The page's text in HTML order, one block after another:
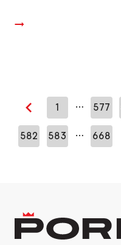
Edellinen sivu
1 … 577
582 583 … 668